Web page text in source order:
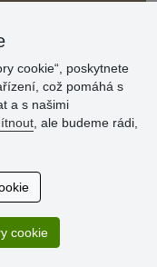
ceny. Vřele
rychlé dodání. Moc
cookie“, poskytnete
což pomáhá s
a s našimi
, ale budeme rádi,
cookie